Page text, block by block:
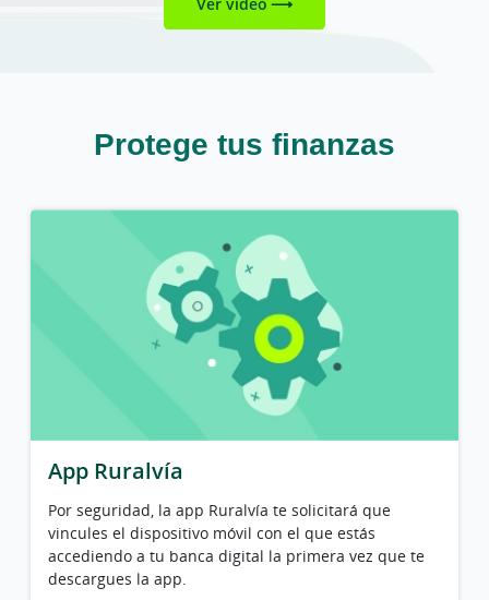
Protege tus finanzas
App Ruralvía
Por seguridad, la app Ruralvía te solicitará que
vincules el dispositivo móvil con el que estás
accediendo a tu banca digital la primera vez que te
descargues la app.